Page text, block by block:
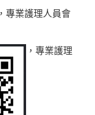
專業護理人員會
，專業護理